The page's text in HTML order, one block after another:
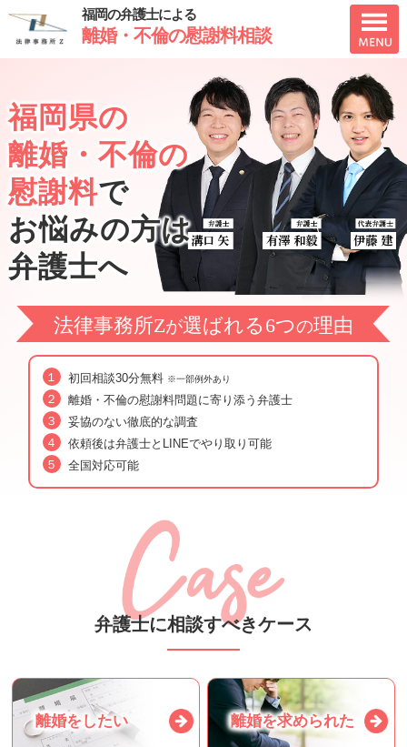
福岡の弁護士による
離婚・不倫の慰謝料相談
福岡県の
離婚・不倫の
慰謝料で
お悩みの方は
弁護士へ
法律事務所Zが選ばれる6つの理由
初回相談30分無料 ※一部例外あり
離婚・不倫の慰謝料問題に寄り添う弁護士
妥協のない徹底的な調査
依頼後は弁護士とLINEでやり取り可能
全国対応可能
弁護士に相談すべきケース
離婚をしたい 離婚を求められた